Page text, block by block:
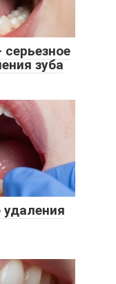
зуба